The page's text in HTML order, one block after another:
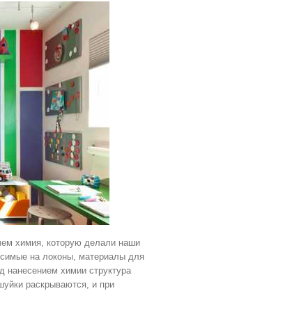
химия, которую делали наши
на локоны, материалы для
нанесением химии структура
раскрываются, и при